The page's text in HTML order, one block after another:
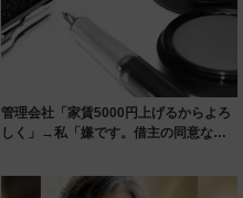
管理会社「家賃5000円上げるからよろ
しく」→私「嫌です。借主の同意なく